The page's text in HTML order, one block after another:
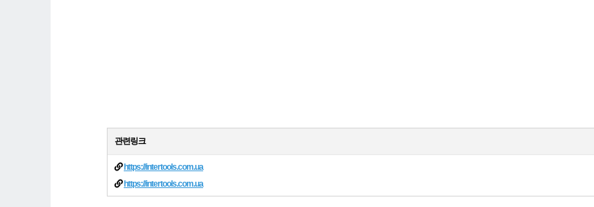
관련링크
https://intertools.com.ua
https://intertools.com.ua